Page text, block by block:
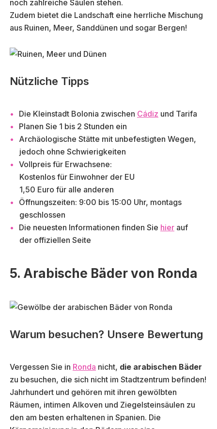
noch zahlreiche Säulen stehen.
Zudem bietet die Landschaft eine herrliche Mischung
aus Ruinen, Meer, Sanddünen und sogar Bergen!
Nützliche Tipps
Die Kleinstadt Bolonia zwischen Cádiz und Tarifa
Planen Sie 1 bis 2 Stunden ein
Archäologische Stätte mit unbefestigten Wegen,
jedoch ohne Schwierigkeiten
Vollpreis für Erwachsene:
Kostenlos für Einwohner der EU
1,50 Euro für alle anderen
Öffnungszeiten: 9:00 bis 15:00 Uhr, montags
geschlossen
Die neuesten Informationen finden Sie hier auf
der offiziellen Seite
5. Arabische Bäder von Ronda
Warum besuchen? Unsere Bewertung
Vergessen Sie in Ronda nicht, die arabischen Bäder
zu besuchen, die sich nicht im Stadtzentrum befinden!
Jahrhundert und gehören mit ihren gewölbten
Räumen, intimen Alkoven und Ziegelsteinsäulen zu
den am besten erhaltenen in Spanien. Die